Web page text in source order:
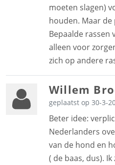
moeten slagen)
houden. Maar
Bepaalde rassen
alleen voor
zich op andere
Willem
geplaatst op 30-3-
Beter idee:
Nederlanders
van de hond en
( de baas, dus). Ik